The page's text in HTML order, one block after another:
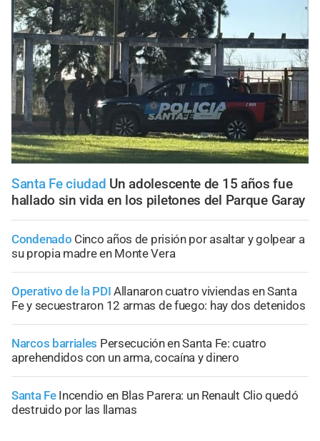
Santa Fe ciudad Un adolescente de 15 años fue
hallado sin vida en los piletones del Parque Garay
Condenado Cinco años de prisión por asaltar y golpear a
su propia madre en Monte Vera
Operativo de la PDI Allanaron cuatro viviendas en Santa
Fe y secuestraron 12 armas de fuego: hay dos detenidos
Narcos barriales Persecución en Santa Fe: cuatro
aprehendidos con un arma, cocaína y dinero
Santa Fe Incendio en Blas Parera: un Renault Clio quedó
destruido por las llamas